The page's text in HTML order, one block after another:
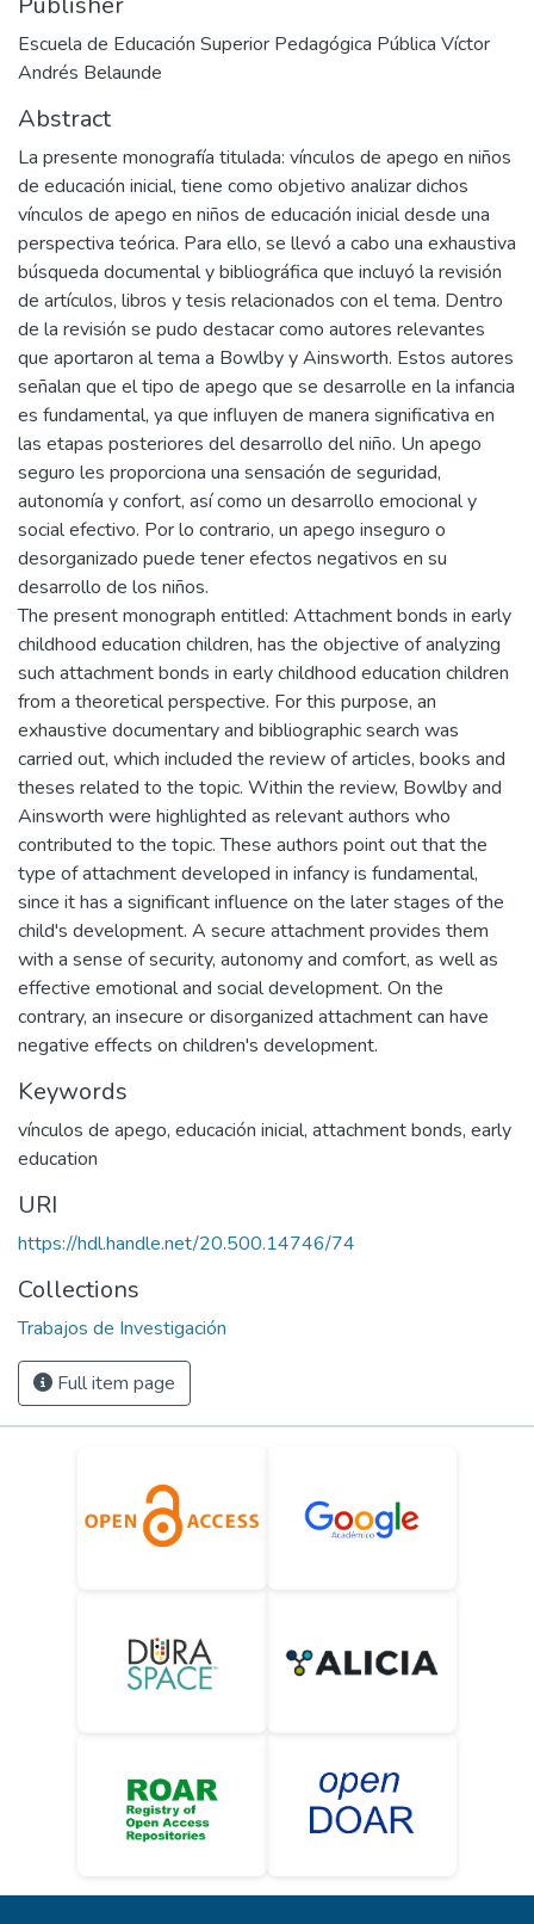
Escuela de Educación Superior Pedagógica Pública Víctor
Andrés Belaunde
Abstract
La presente monografía titulada: vínculos de apego en niños
de educación inicial, tiene como objetivo analizar dichos
vínculos de apego en niños de educación inicial desde una
perspectiva teórica. Para ello, se llevó a cabo una exhaustiva
búsqueda documental y bibliográfica que incluyó la revisión
de artículos, libros y tesis relacionados con el tema. Dentro
de la revisión se pudo destacar como autores relevantes
que aportaron al tema a Bowlby y Ainsworth. Estos autores
señalan que el tipo de apego que se desarrolle en la infancia
es fundamental, ya que influyen de manera significativa en
las etapas posteriores del desarrollo del niño. Un apego
seguro les proporciona una sensación de seguridad,
autonomía y confort, así como un desarrollo emocional y
social efectivo. Por lo contrario, un apego inseguro o
desorganizado puede tener efectos negativos en su
desarrollo de los niños.
The present monograph entitled: Attachment bonds in early
childhood education children, has the objective of analyzing
such attachment bonds in early childhood education children
from a theoretical perspective. For this purpose, an
exhaustive documentary and bibliographic search was
carried out, which included the review of articles, books and
theses related to the topic. Within the review, Bowlby and
Ainsworth were highlighted as relevant authors who
contributed to the topic. These authors point out that the
type of attachment developed in infancy is fundamental,
since it has a significant influence on the later stages of the
child's development. A secure attachment provides them
with a sense of security, autonomy and comfort, as well as
effective emotional and social development. On the
contrary, an insecure or disorganized attachment can have
negative effects on children's development.
Keywords
vínculos de apego, educación inicial, attachment bonds, early
education
URI
https://hdl.handle.net/20.500.14746/74
Collections
Trabajos de Investigación
Full item page